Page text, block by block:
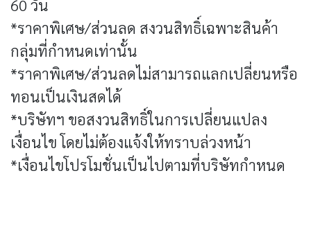
60 วัน
*ราคาพิเศษ/ส่วนลด สงวนสิทธิ์เฉพาะสินค้า
กลุ่มที่กำหนดเท่านั้น
*ราคาพิเศษ/ส่วนลดไม่สามารถแลกเปลี่ยนหรือ
ทอนเป็นเงินสดได้
*บริษัทฯ ขอสงวนสิทธิ์ในการเปลี่ยนแปลง
เงื่อนไข โดยไม่ต้องแจ้งให้ทราบล่วงหน้า
*เงื่อนไขโปรโมชั่นเป็นไปตามที่บริษัทกำหนด